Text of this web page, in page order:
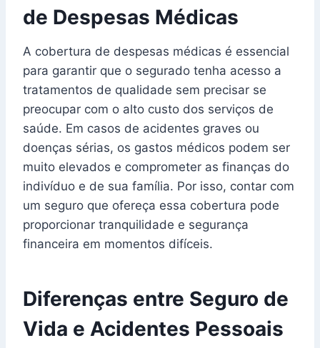
de Despesas Médicas
A cobertura de despesas médicas é essencial
para garantir que o segurado tenha acesso a
tratamentos de qualidade sem precisar se
preocupar com o alto custo dos serviços de
saúde. Em casos de acidentes graves ou
doenças sérias, os gastos médicos podem ser
muito elevados e comprometer as finanças do
indivíduo e de sua família. Por isso, contar com
um seguro que ofereça essa cobertura pode
proporcionar tranquilidade e segurança
financeira em momentos difíceis.
Diferenças entre Seguro de
Vida e Acidentes Pessoais